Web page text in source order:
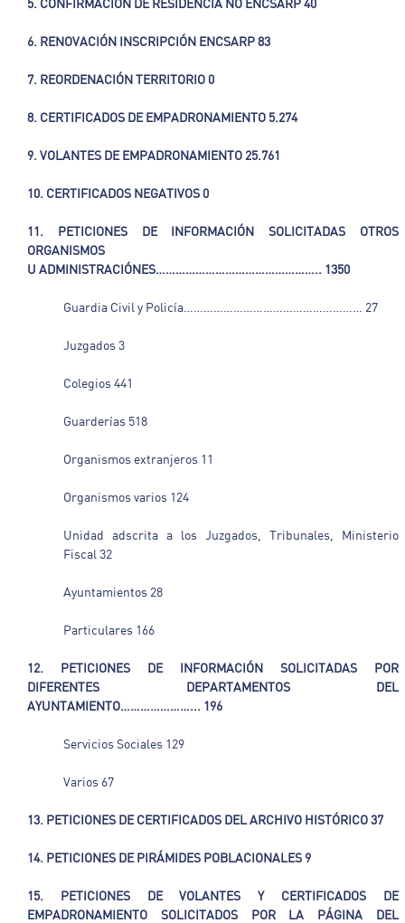
5. CONFIRMACIÓN DE RESIDENCIA NO ENCSARP 40
6. RENOVACIÓN INSCRIPCIÓN ENCSARP 83
7. REORDENACIÓN TERRITORIO 0
8. CERTIFICADOS DE EMPADRONAMIENTO 5.274
9. VOLANTES DE EMPADRONAMIENTO 25.761
10. CERTIFICADOS NEGATIVOS 0
11. PETICIONES DE INFORMACIÓN SOLICITADAS OTROS
ORGANISMOS
U ADMINISTRACIÓNES………………………………………….. 1350
Guardia Civil y Policía……………………………………………… 27
Juzgados 3
Colegios 441
Guarderías 518
Organismos extranjeros 11
Organismos varios 124
Unidad adscrita a los Juzgados, Tribunales, Ministerio
Fiscal 32
Ayuntamientos 28
Particulares 166
12. PETICIONES DE INFORMACIÓN SOLICITADAS POR
DIFERENTES DEPARTAMENTOS DEL
AYUNTAMIENTO…………………... 196
Servicios Sociales 129
Varios 67
13. PETICIONES DE CERTIFICADOS DEL ARCHIVO HISTÓRICO 37
14. PETICIONES DE PIRÁMIDES POBLACIONALES 9
15. PETICIONES DE VOLANTES Y CERTIFICADOS DE
EMPADRONAMIENTO SOLICITADOS POR LA PÁGINA DEL